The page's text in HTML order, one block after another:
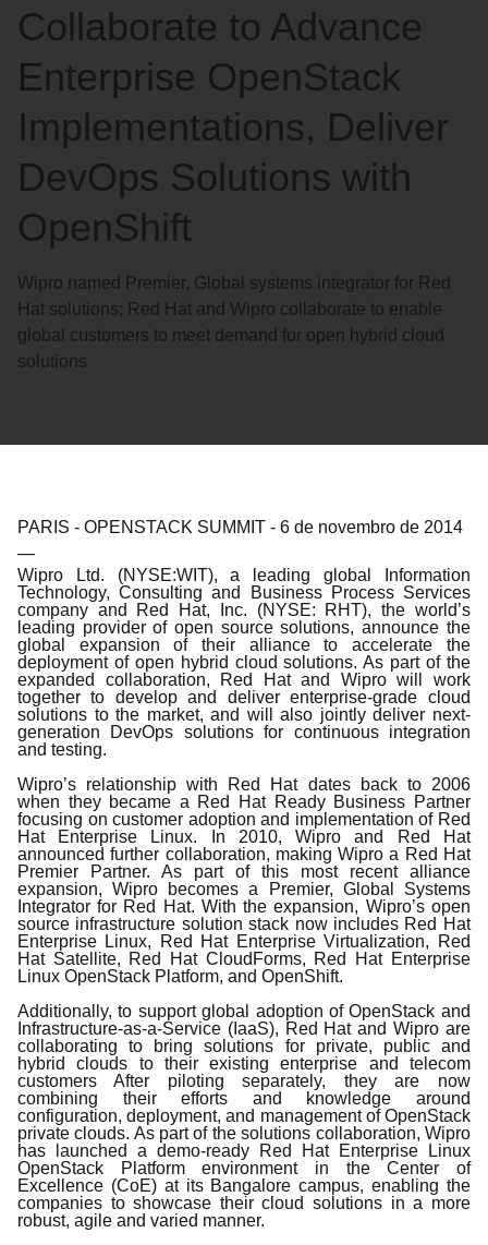
Collaborate to Advance
Enterprise OpenStack
Implementations, Deliver
DevOps Solutions with
OpenShift
Wipro named Premier, Global systems integrator for Red
Hat solutions; Red Hat and Wipro collaborate to enable
global customers to meet demand for open hybrid cloud
solutions
PARIS - OPENSTACK SUMMIT - 6 de novembro de 2014
—
Wipro Ltd. (NYSE:WIT), a leading global Information
Technology, Consulting and Business Process Services
company and Red Hat, Inc. (NYSE: RHT), the world’s
leading provider of open source solutions, announce the
global expansion of their alliance to accelerate the
deployment of open hybrid cloud solutions. As part of the
expanded collaboration, Red Hat and Wipro will work
together to develop and deliver enterprise-grade cloud
solutions to the market, and will also jointly deliver next-
generation DevOps solutions for continuous integration
and testing.
Wipro’s relationship with Red Hat dates back to 2006
when they became a Red Hat Ready Business Partner
focusing on customer adoption and implementation of Red
Hat Enterprise Linux. In 2010, Wipro and Red Hat
announced further collaboration, making Wipro a Red Hat
Premier Partner. As part of this most recent alliance
expansion, Wipro becomes a Premier, Global Systems
Integrator for Red Hat. With the expansion, Wipro’s open
source infrastructure solution stack now includes Red Hat
Enterprise Linux,
Red Hat Enterprise Virtualization, Red
Hat Satellite, Red Hat CloudForms, Red Hat Enterprise
Linux OpenStack Platform, and OpenShift.
Additionally, to support global adoption of OpenStack and
Infrastructure-as-a-Service (IaaS), Red Hat and Wipro are
collaborating to bring solutions for private, public and
hybrid clouds to their existing enterprise and telecom
customers After piloting separately, they are now
combining their efforts and knowledge around
configuration, deployment, and management of OpenStack
private clouds. As part of the solutions collaboration, Wipro
has launched a demo-ready Red Hat Enterprise Linux
OpenStack Platform environment in the Center of
Excellence (CoE) at its Bangalore campus, enabling the
companies to showcase their cloud solutions in a more
robust, agile and varied manner.